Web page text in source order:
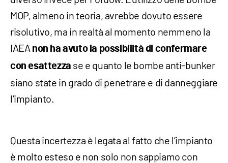
MOP, almeno in teoria, avrebbe dovuto essere
risolutivo, ma in realtà al momento nemmeno la
IAEAnon ha avuto la possibilità di confermare
con esattezza se e quanto le bombe anti-bunker
siano state in grado di penetrare e di danneggiare
l’impianto.
Questa incertezza è legata al fatto che l’impianto
è molto esteso e non solo non sappiamo con